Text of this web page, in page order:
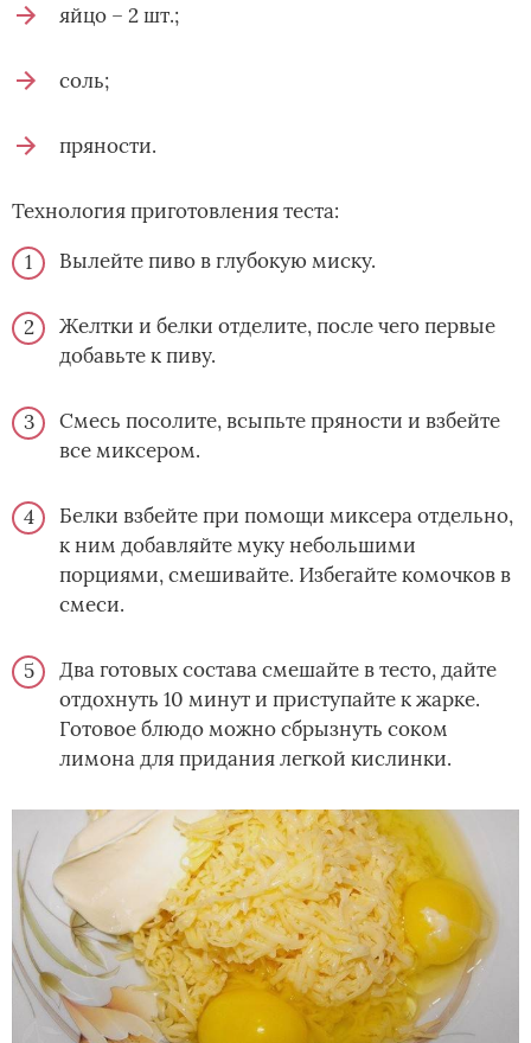
яйцо – 2 шт.;
соль;
пряности.
Технология приготовления теста:
Вылейте пиво в глубокую миску.
Желтки и белки отделите, после чего первые
добавьте к пиву.
Смесь посолите, всыпьте пряности и взбейте
все миксером.
Белки взбейте при помощи миксера отдельно,
к ним добавляйте муку небольшими
порциями, смешивайте. Избегайте комочков в
смеси.
Два готовых состава смешайте в тесто, дайте
отдохнуть 10 минут и приступайте к жарке.
Готовое блюдо можно сбрызнуть соком
лимона для придания легкой кислинки.